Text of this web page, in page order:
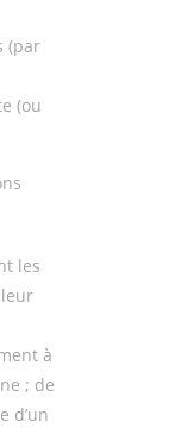
(par
(ou
les
à
; de
d’un